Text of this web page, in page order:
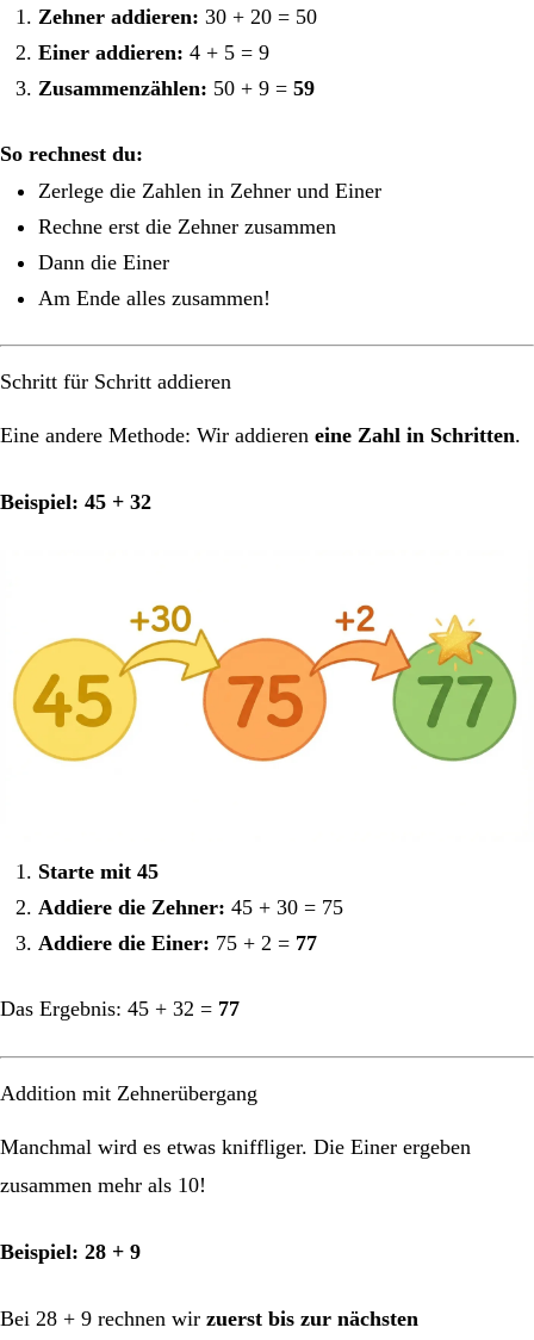
Zehner addieren: 30 + 20 = 50
Einer addieren: 4 + 5 = 9
Zusammenzählen: 50 + 9 = 59
So rechnest du:
Zerlege die Zahlen in Zehner und Einer
Rechne erst die Zehner zusammen
Dann die Einer
Am Ende alles zusammen!
Schritt für Schritt addieren
Eine andere Methode: Wir addieren eine Zahl in Schritten.
Beispiel: 45 + 32
Starte mit 45
Addiere die Zehner: 45 + 30 = 75
Addiere die Einer: 75 + 2 = 77
Das Ergebnis: 45 + 32 = 77
Addition mit Zehnerübergang
Manchmal wird es etwas kniffliger. Die Einer ergeben
zusammen mehr als 10!
Beispiel: 28 + 9
Bei 28 + 9 rechnen wir zuerst bis zur nächsten